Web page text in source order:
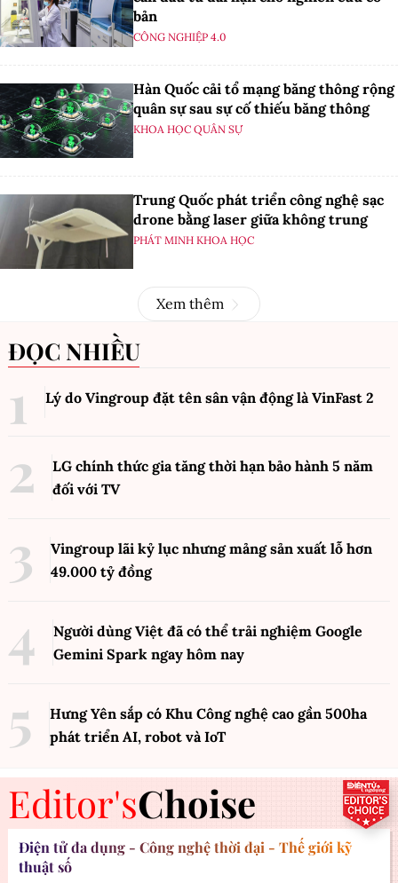
bản
CÔNG NGHIỆP 4.0
Hàn Quốc cải tổ mạng băng thông rộng
quân sự sau sự cố thiếu băng thông
KHOA HỌC QUÂN SỰ
Trung Quốc phát triển công nghệ sạc
drone bằng laser giữa không trung
PHÁT MINH KHOA HỌC
Xem thêm
ĐỌC NHIỀU
Lý do Vingroup đặt tên sân vận động là VinFast 2
LG chính thức gia tăng thời hạn bảo hành 5 năm
đối với TV
Vingroup lãi kỷ lục nhưng mảng sản xuất lỗ hơn
49.000 tỷ đồng
Người dùng Việt đã có thể trải nghiệm Google
Gemini Spark ngay hôm nay
Hưng Yên sắp có Khu Công nghệ cao gần 500ha
phát triển AI, robot và IoT
Editor'sChoise
Điện tử đa dụng - Công nghệ thời đại - Thế giới kỹ
thuật số